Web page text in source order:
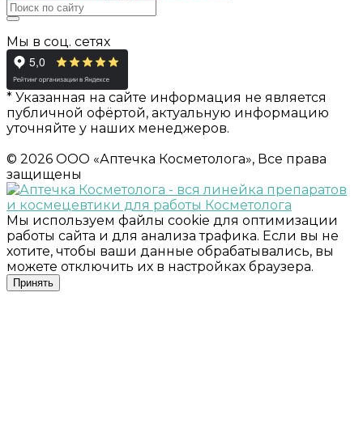
Мы в соц. сетях
* Указанная на сайте информация не является
публичной офёртой, актуальную информацию
уточняйте у наших менеджеров.
© 2026 ООО «Аптечка Косметолога», Все права
защищены
Мы используем файлы cookie для оптимизации
работы сайта и для анализа трафика. Если вы не
хотите, чтобы ваши данные обрабатывались, вы
можете отключить их в настройках браузера.
Принять